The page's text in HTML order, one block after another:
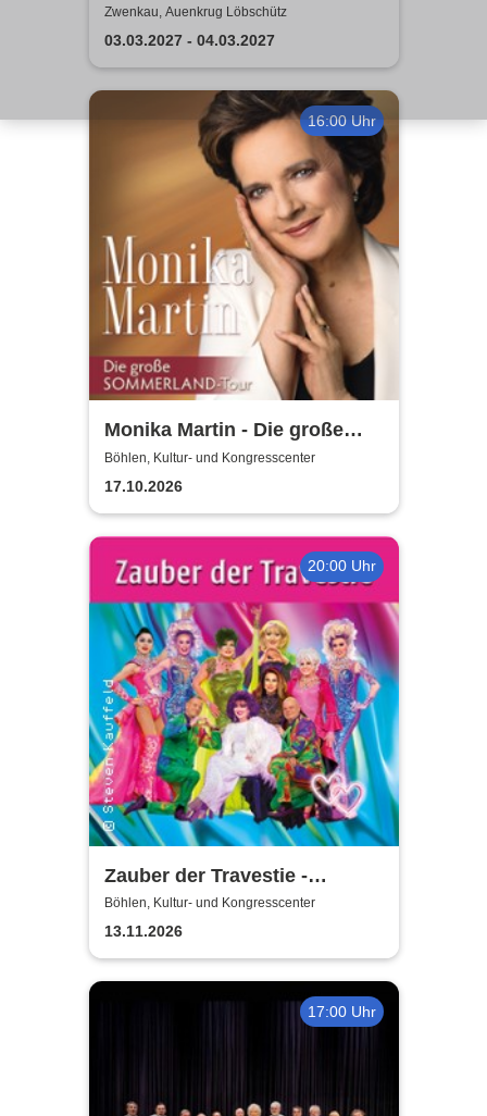
WUNDERWELT DER TRÄUME
| Florian Poldrack
Zauberkunst
Zwenkau, Auenkrug Löbschütz
03.03.2027 - 04.03.2027
16:00 Uhr
Monika Martin - Die große
Sommerland Tour
Böhlen, Kultur- und Kongresscenter
17.10.2026
20:00 Uhr
Zauber der Travestie -
Fräulein Luise und ihr
Ensemble - das Original
Böhlen, Kultur- und Kongresscenter
13.11.2026
17:00 Uhr